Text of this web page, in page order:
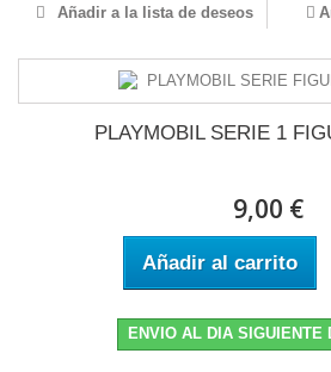
Añadir a la lista de deseos
PLAYMOBIL SERIE 1
9,00 €
Añadir al carrito
ENVIO AL DIA SIGUIENTE